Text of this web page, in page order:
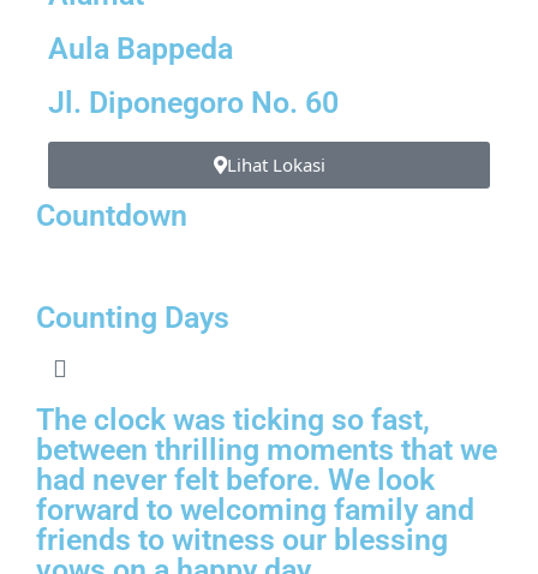
Aula Bappeda
Jl. Diponegoro No. 60
Lihat Lokasi
Countdown
Counting Days
The clock was ticking so fast,
between thrilling moments that we
had never felt before. We look
forward to welcoming family and
friends to witness our blessing